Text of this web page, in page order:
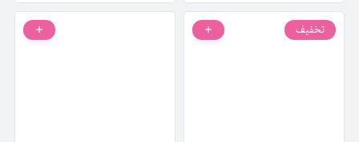
تخفیف